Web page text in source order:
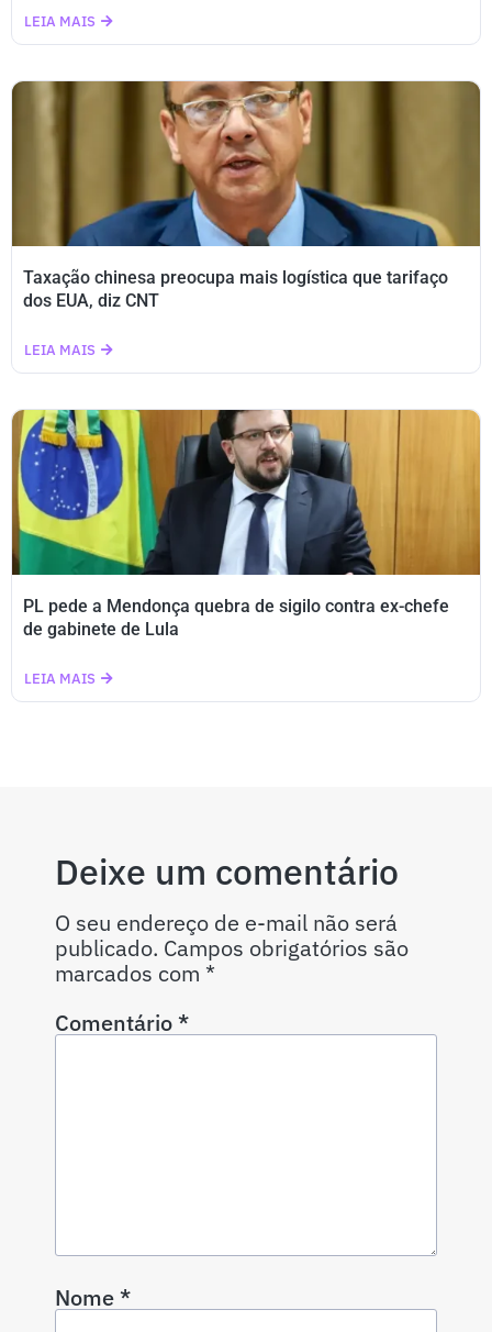
LEIA MAIS
Taxação chinesa preocupa mais logística que tarifaço
dos EUA, diz CNT
LEIA MAIS
PL pede a Mendonça quebra de sigilo contra ex-chefe
de gabinete de Lula
LEIA MAIS
Deixe um comentário
O seu endereço de e-mail não será
publicado. Campos obrigatórios são
marcados com *
Comentário*
Nome*